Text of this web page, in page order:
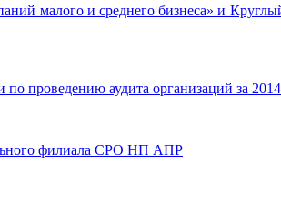
малого и среднего бизнеса» и
по проведению аудита организаций за
филиала СРО НП АПР